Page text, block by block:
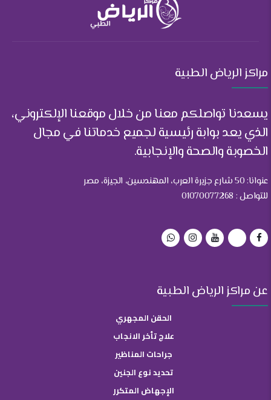
مراكز الرياض الطبية
يسعدنا تواصلكم معنا من خلال موقعنا الإلكتروني،
الذي يعد بوابة رئيسية لجميع خدماتنا في مجال
الخصوبة والصحة والإنجابية.
عنوانا: 50 شارع جزيرة العرب، المهندسين، الجيزة، مصر
للتواصل : 01070077268
عن مراكز الرياض الطبية
الحقن المجهري
علاج تأخر الانجاب
جراحات المناظير
تحديد نوع الجنين
الإجهاض المتكرر